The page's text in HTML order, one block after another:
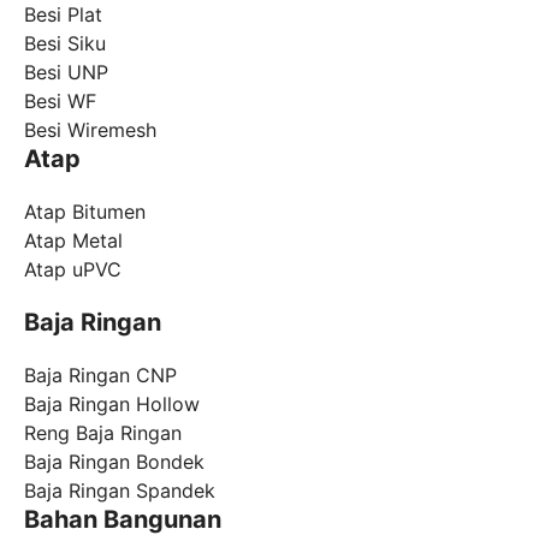
Besi Plat
Besi Siku
Besi UNP
Besi WF
Besi Wiremesh
Atap
Atap Bitumen
Atap Metal
Atap uPVC
Baja Ringan
Baja Ringan CNP
Baja Ringan Hollow
Reng Baja Ringan
Baja Ringan Bondek
Baja Ringan Spandek
Bahan Bangunan